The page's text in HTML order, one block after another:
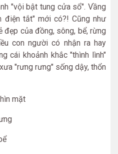
"vội bật tung cửa sổ". Vầng
điện tắt" mới có?! Cũng như
đẹp của đồng, sông, bể, rừng
con người có nhận ra hay
cái khoảnh khắc "thình lình"
"rưng rưng" sống dậy, thổn
mặt